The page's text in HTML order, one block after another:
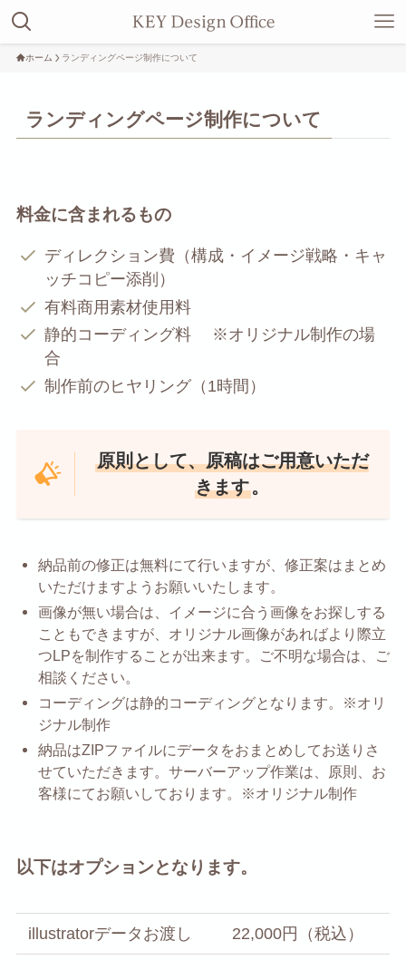
ホーム ランディングページ制作について
ランディングページ制作について
料金に含まれるもの
ディレクション費（構成・イメージ戦略・キャ
ッチコピー添削）
有料商用素材使用料
静的コーディング料 ※オリジナル制作の場
合
制作前のヒヤリング（1時間）
原則として、原稿はご用意いただ
きます。
納品前の修正は無料にて行いますが、修正案はまとめ
いただけますようお願いいたします。
画像が無い場合は、イメージに合う画像をお探しする
こともできますが、オリジナル画像があればより際立
つLPを制作することが出来ます。ご不明な場合は、ご
相談ください。
コーディングは静的コーディングとなります。※オリ
ジナル制作
納品はZIPファイルにデータをおまとめしてお送りさ
せていただきます。サーバーアップ作業は、原則、お
客様にてお願いしております。※オリジナル制作
以下はオプションとなります。
illustratorデータお渡し 22,000円（税込）